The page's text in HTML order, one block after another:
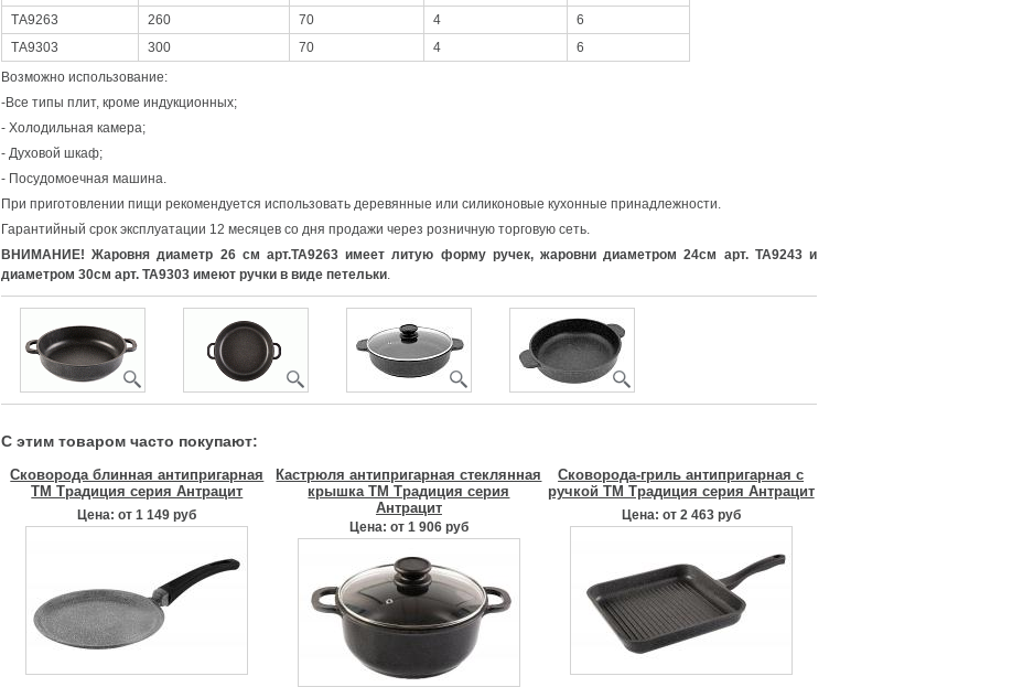
ТА9263
260 70 4
6
ТА9303
300 70 4
6
Возможно использование:
-Все типы плит, кроме индукционных;
- Холодильная камера;
- Духовой шкаф;
- Посудомоечная машина.
При приготовлении пищи рекомендуется использовать деревянные или силиконовые кухонные принадлежности.
Гарантийный срок эксплуатации 12 месяцев со дня продажи через розничную торговую сеть.
ВНИМАНИЕ! Жаровня диаметр 26 см арт.ТА9263 имеет литую форму ручек, жаровни диаметром 24см арт. ТА9243 и
диаметром 30см арт. ТА9303 имеют ручки в виде петельки.
С этим товаром часто покупают:
Сковорода блинная антипригарная
ТМ Традиция серия Антрацит
Цена: от 1 149 руб
Кастрюля антипригарная стеклянная
крышка ТМ Традиция серия
Антрацит
Цена: от 1 906 руб
Сковорода-гриль антипригарная с
ручкой ТМ Традиция серия Антрацит
Цена: от 2 463 руб